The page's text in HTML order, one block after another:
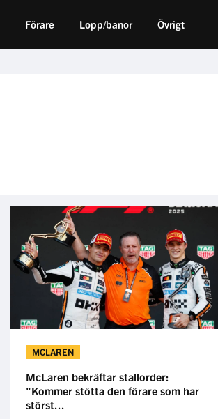
Förare Lopp/banor Övrigt
MCLAREN
McLaren bekräftar stallorder:
"Kommer stötta den förare som har
störst...